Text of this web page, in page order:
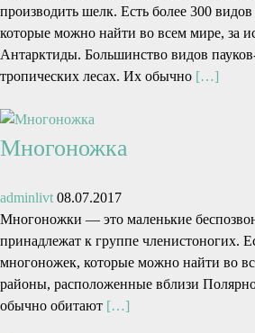
производить шелк. Есть более 300
которые можно найти во всем мире, за
Антарктиды. Большинство видов
тропических лесах. Их обычно […]
Многоножка
adminlivt 08.07.2017
Многоножки — это маленькие
принадлежат к группе членистоногих.
многоножек, которые можно найти во
районы, расположенные вблизи
обычно обитают […]